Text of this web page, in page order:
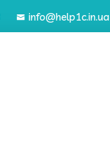
info@help1c.in.ua